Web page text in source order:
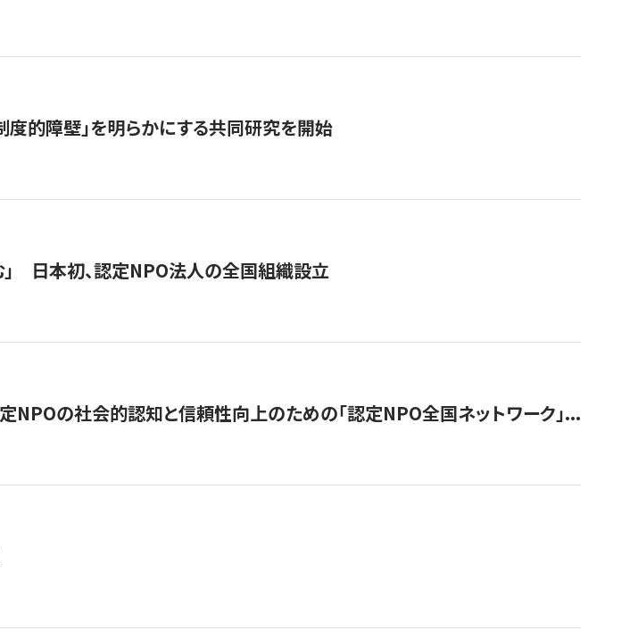
度的障壁」を明らかにする共同研究を開始
日本初、認定NPO法人の全国組織設立
NPOの社会的認知と信頼性向上のための「認定NPO全国ネットワーク」...